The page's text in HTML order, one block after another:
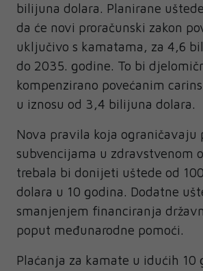
bilijuna dolara. Planirane
da će novi proračunski zakon
uključivo s kamatama, za 4,6
do 2035. godine. To bi
kompenzirano povećanim
u iznosu od 3,4 bilijuna dolara.
Nova pravila koja ograničavaju
subvencijama u zdravstvenom
trebala bi donijeti uštede od
dolara u 10 godina. Dodatne
smanjenjem financiranja
poput međunarodne pomoći.
Plaćanja za kamate u idućih 10